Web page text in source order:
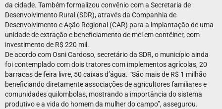
da cidade. Também formalizou convênio com a Secretaria de
Desenvolvimento Rural (SDR), através da Companhia de
Desenvolvimento e Ação Regional (CAR) para a implantação de uma
unidade de extração e beneficiamento de mel em contêiner, com
investimento de R$ 220 mil.
De acordo com Osni Cardoso, secretário da SDR, o município ainda
foi contemplado com dois tratores com implementos agrícolas, 20
barracas de feira livre, 50 caixas d’água. “São mais de R$ 1 milhão
beneficiando diretamente associações de agricultores familiares e
comunidades quilombolas, mostrando a importância do sistema
produtivo e a vida do homem da mulher do campo”, assegurou.